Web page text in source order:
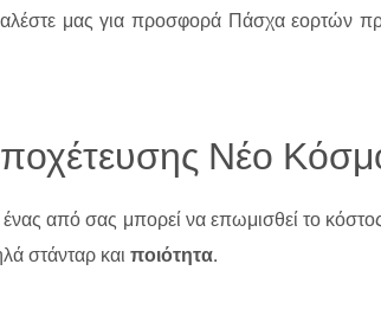
μας για προσφορά Πάσχα εορτών
Νέο
από σας μπορεί να επωμισθεί το
στάνταρ και ποιότητα.